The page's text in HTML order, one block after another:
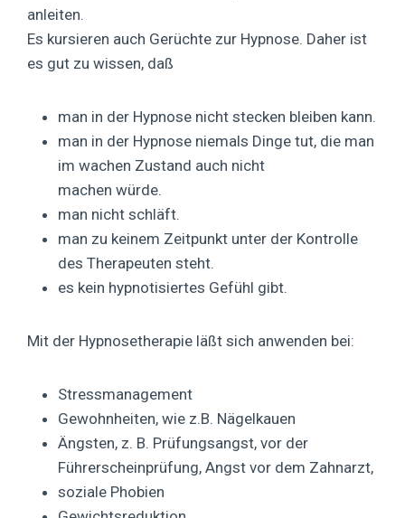
anleiten.
Es kursieren auch Gerüchte zur Hypnose. Daher ist
es gut zu wissen, daß
man in der Hypnose nicht stecken bleiben kann.
man in der Hypnose niemals Dinge tut, die man
im wachen Zustand auch nicht
machen würde.
man nicht schläft.
man zu keinem Zeitpunkt unter der Kontrolle
des Therapeuten steht.
es kein hypnotisiertes Gefühl gibt.
Mit der Hypnosetherapie läßt sich anwenden bei:
Stressmanagement
Gewohnheiten, wie z.B. Nägelkauen
Ängsten, z. B. Prüfungsangst, vor der
Führerscheinprüfung, Angst vor dem Zahnarzt,
soziale Phobien